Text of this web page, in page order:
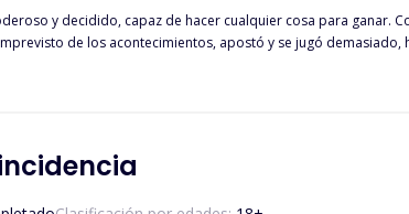
y decidido, capaz de hacer cualquier cosa para ganar.
de los acontecimientos, apostó y se jugó
su hermano pequeño, Gabriel. Ha cuidado de él desde que